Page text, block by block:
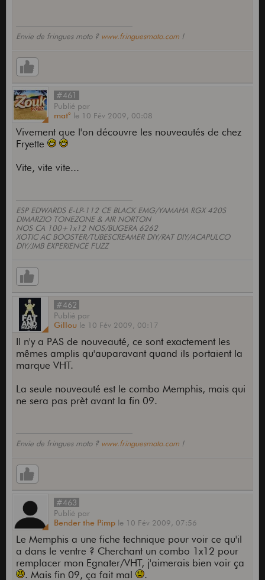
Envie de fringues moto ? www.fringuesmoto.com!
#461
Publié par
mat° le 10 Fév 2009, 00:08
Vivement que l'on découvre les nouveautés de chez
Fryette
Vite, vite vite...
ESP EDWARDS E-LP-112 CE BLACK EMG/YAMAHA RGX 420S
DIMARZIO TONEZONE & AIR NORTON
NOS CA 100+1x12 NOS/BUGERA 6262
XOTIC AC BOOSTER/TUBESCREAMER DIY/RAT DIY/ACAPULCO
DIY/JMB EXPERIENCE FUZZ
#462
Publié par
Gillou le 10 Fév 2009, 00:17
Il n'y a PAS de nouveauté, ce sont exactement les
mêmes amplis qu'auparavant quand ils portaient la
marque VHT.
La seule nouveauté est le combo Memphis, mais qui
ne sera pas prèt avant la fin 09.
Envie de fringues moto ? www.fringuesmoto.com!
#463
Publié par
Bender the Pimp le 10 Fév 2009, 07:56
Le Memphis a une fiche technique pour voir ce qu'il
a dans le ventre ? Cherchant un combo 1x12 pour
remplacer mon Egnater/VHT, j'aimerais bien voir ça
. Mais fin 09, ça fait mal
.